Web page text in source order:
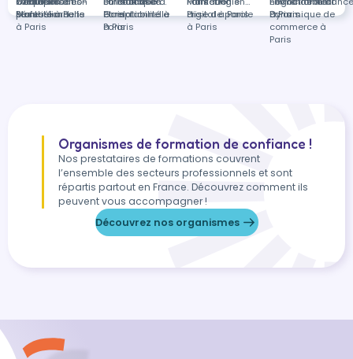
Montbéliard
Paris
et relationnelle
à Paris
Paris
professionnelle
à Paris
Paris
digital à Paris
à Paris
Sécurité à Paris
Comptabilité à
Paris
Prise de parole
à Paris
Dynamique de
commerce à
Paris
Organismes de formation de confiance !
Nos prestataires de formations couvrent
l’ensemble des secteurs professionnels et sont
répartis partout en France. Découvrez comment ils
peuvent vous accompagner !
Découvrez nos organismes